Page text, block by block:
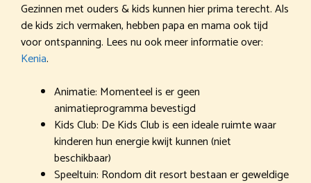
Gezinnen met ouders & kids kunnen hier prima terecht. Als
de kids zich vermaken, hebben papa en mama ook tijd
voor ontspanning. Lees nu ook meer informatie over:
Kenia.
Animatie: Momenteel is er geen
animatieprogramma bevestigd
Kids Club: De Kids Club is een ideale ruimte waar
kinderen hun energie kwijt kunnen (niet
beschikbaar)
Speeltuin: Rondom dit resort bestaan er geweldige